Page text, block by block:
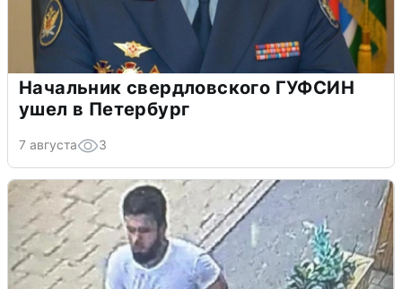
Начальник свердловского ГУФСИН
ушел в Петербург
7 августа 3